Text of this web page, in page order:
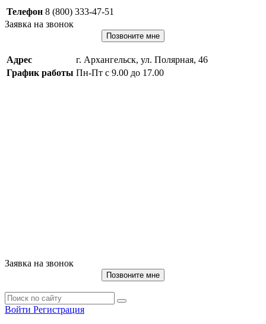
Телефон 8 (800) 333-47-51
Заявка на звонок
Позвоните мне
Адрес
г. Архангельск, ул. Полярная, 46
График работы Пн-Пт с 9.00 до 17.00
Заявка на звонок
Позвоните мне
Войти Регистрация